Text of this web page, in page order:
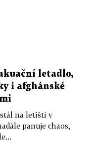
letadlo,
i afghánské
na letišti v
panuje chaos,